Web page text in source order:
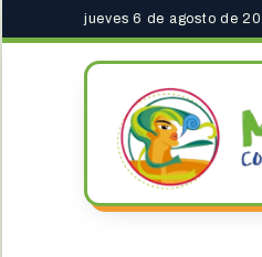
jueves 6 de agosto de